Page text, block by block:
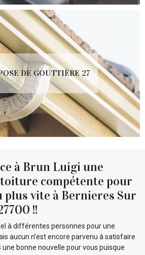
DE GOUTTIÈRE 27
à Brun Luigi une
compétente pour
plus vite à Bernieres Sur
!!
à différentes personnes pour une
aucun n’est encore parvenu à satisfaire
une bonne nouvelle pour vous puisque